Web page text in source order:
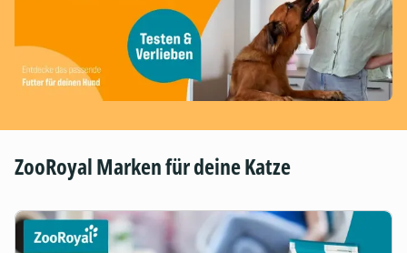
ZooRoyal Marken für deine Katze